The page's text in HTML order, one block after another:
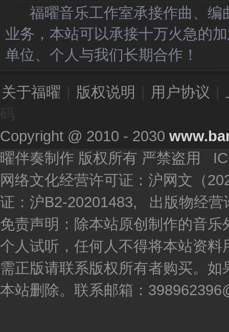
福曜音乐工作室承接作曲、编
业务，本站可以承接十万火急的
单位、个人与我们长期合作！
关于福曜 版权说明 用户协议
Copyright @ 2010 - 2030
曜伴奏制作 版权所有 严禁盗用
网络文化经营许可证：沪网文（
证：沪B2-20201483, 出版物经营
免责声明：除本站原创制作的音
个人试听，任何人不得将本站资
需正版请联系版权所有者购买。
本站删除。联系邮箱：